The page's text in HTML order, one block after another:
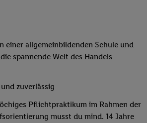
einer allgemeinbildenden Schule und
spannende Welt des Handels
zuverlässig
Pflichtpraktikum im Rahmen der
musst du mind. 14 Jahre